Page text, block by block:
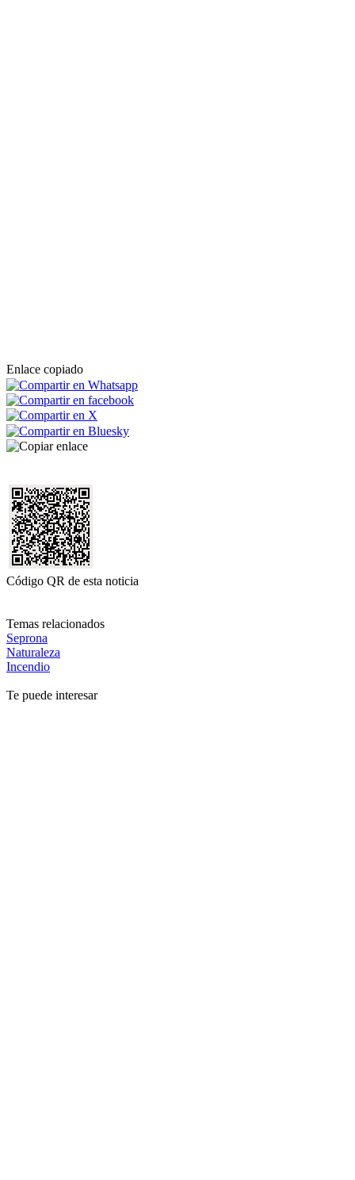
Enlace copiado
Código QR de esta noticia
Temas relacionados
Seprona
Naturaleza
Incendio
Te puede interesar